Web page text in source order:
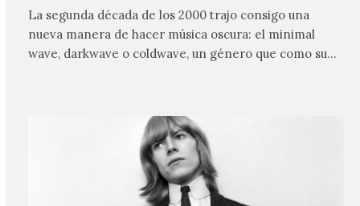
La segunda década de los 2000 trajo consigo una
nueva manera de hacer música oscura: el minimal
wave, darkwave o coldwave, un género que como su